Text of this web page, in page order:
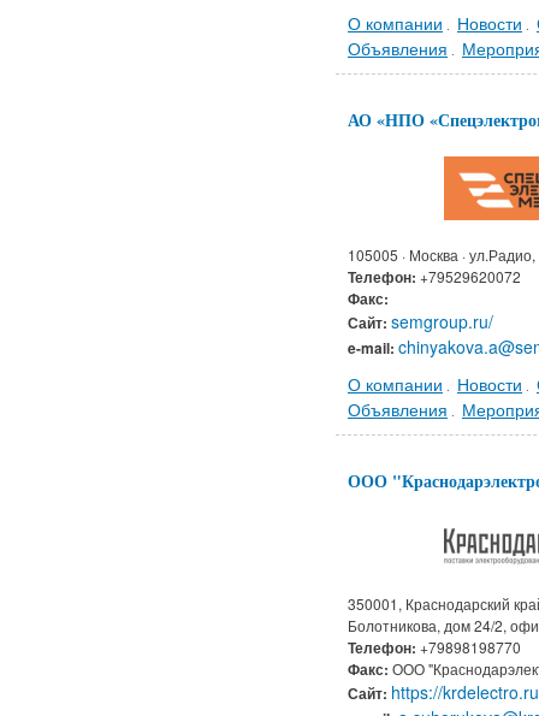
О компании . Новости .
Объявления .
АО «НПО
105005 · Москва ·
Телефон: +79529620072
Факс:
Сайт: semgroup.ru/
e-mail:
О компании . Новости .
Объявления .
ООО
350001, Краснодарский
Болотникова, дом 24/2,
Телефон: +79898198770
Факс: ООО
Сайт: https://